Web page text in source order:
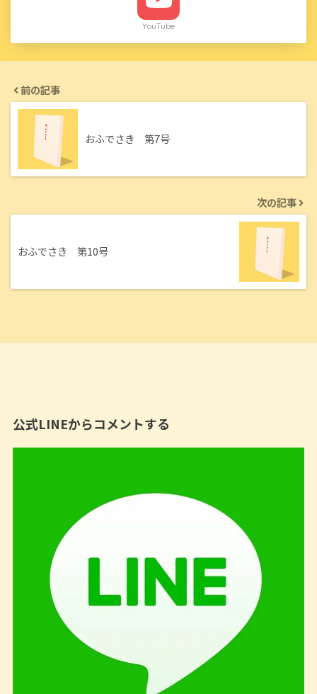
YouTube
前の記事
おふでさき 第7号
次の記事
おふでさき 第10号
公式LINEからコメントする